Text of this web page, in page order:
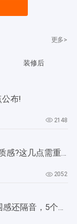
更多>
装修后
布!
2148
装修之家装修如何提升质感?这几点需重视起来
2052